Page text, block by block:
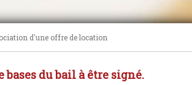
d'une offre de location
du bail à être signé.